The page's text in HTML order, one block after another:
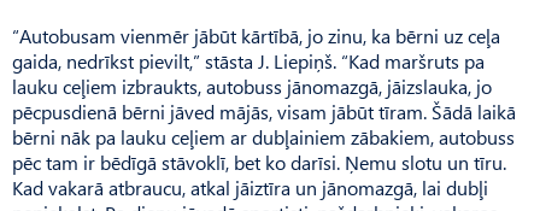
“Autobusam vienmēr jābūt kārtībā, jo zinu, ka bērni uz ceļa
gaida, nedrīkst pievilt,” stāsta J. Liepiņš. “Kad maršruts pa
lauku ceļiem izbraukts, autobuss jānomazgā, jāizslauka, jo
pēcpusdienā bērni jāved mājās, visam jābūt tīram. Šādā laikā
bērni nāk pa lauku ceļiem ar dubļainiem zābakiem, autobuss
pēc tam ir bēdīgā stāvoklī, bet ko darīsi. Ņemu slotu un tīru.
Kad vakarā atbraucu, atkal jāiztīra un jānomazgā, lai dubļi